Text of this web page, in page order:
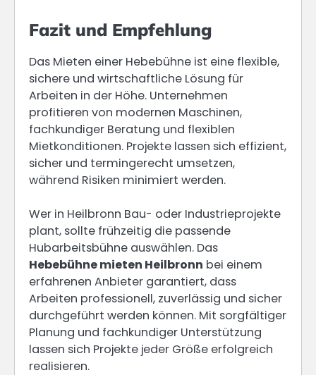
Fazit und Empfehlung
Das Mieten einer Hebebühne ist eine flexible,
sichere und wirtschaftliche Lösung für
Arbeiten in der Höhe. Unternehmen
profitieren von modernen Maschinen,
fachkundiger Beratung und flexiblen
Mietkonditionen. Projekte lassen sich effizient,
sicher und termingerecht umsetzen,
während Risiken minimiert werden.
Wer in Heilbronn Bau- oder Industrieprojekte
plant, sollte frühzeitig die passende
Hubarbeitsbühne auswählen. Das
Hebebühne mieten Heilbronn bei einem
erfahrenen Anbieter garantiert, dass
Arbeiten professionell, zuverlässig und sicher
durchgeführt werden können. Mit sorgfältiger
Planung und fachkundiger Unterstützung
lassen sich Projekte jeder Größe erfolgreich
realisieren.